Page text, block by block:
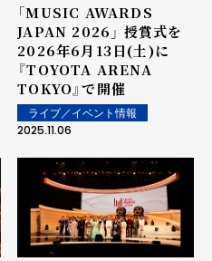
「MUSIC AWARDS
JAPAN 2026」 授賞式を
2026年6月13日(土)に
『TOYOTA ARENA
TOKYO』で開催
ライブ／イベント情報
2025.11.06